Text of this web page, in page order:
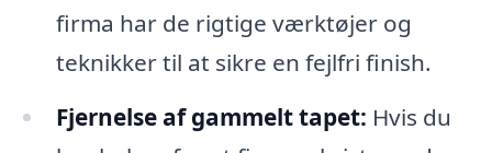
firma har de rigtige værktøjer og
teknikker til at sikre en fejlfri finish.
Fjernelse af gammelt tapet: Hvis du